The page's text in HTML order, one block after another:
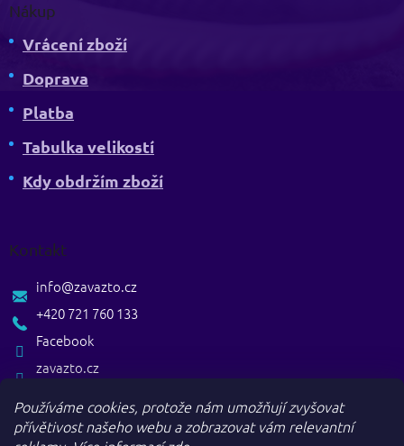
Používáme cookies, protože nám umožňují zvyšovat
přívětivost našeho webu a zobrazovat vám relevantní
Nákup
Vrácení zboží
Doprava
Platba
Tabulka velikostí
Kdy obdržím zboží
Kontakt
zavazto.cz
info@zavazto.cz
+420 721 760 133
Facebook